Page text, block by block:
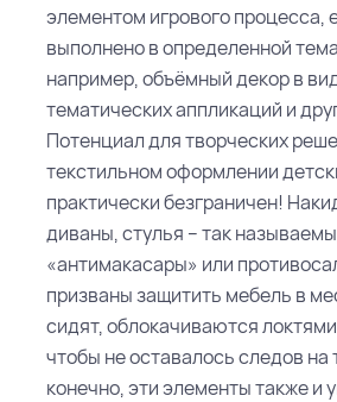
элементом игрового процесса,
выполнено в определенной
например, объёмный декор в
тематических аппликаций и
Потенциал для творческих
текстильном оформлении
практически безграничен!
диваны, стулья – так
«антимакасары» или
призваны защитить мебель в
сидят, облокачиваются
чтобы не оставалось следов на
конечно, эти элементы также и